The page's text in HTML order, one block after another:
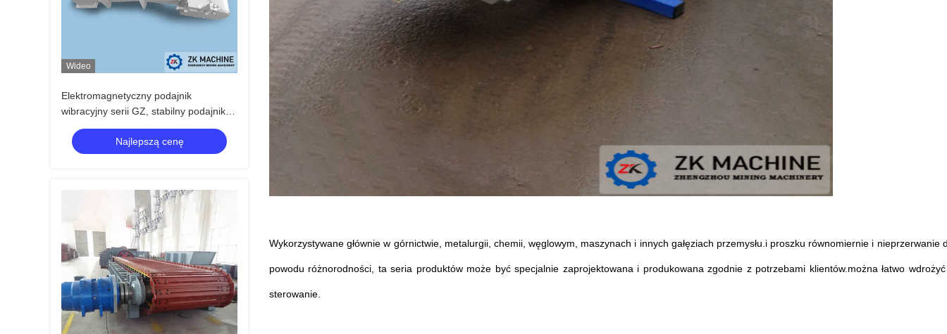
Wideo
Elektromagnetyczny podajnik
wibracyjny serii GZ, stabilny podajnik
wibracyjny do metalurgii
Najlepszą cenę
Wykorzystywane głównie w górnictwie, metalurgii, chemii, węglowym, maszynach i innych gałęziach przemysłu.i proszku równomiernie i nieprzerwanie
powodu różnorodności, ta seria produktów może być specjalnie zaprojektowana i produkowana zgodnie z potrzebami klientów.można łatwo
sterowanie.